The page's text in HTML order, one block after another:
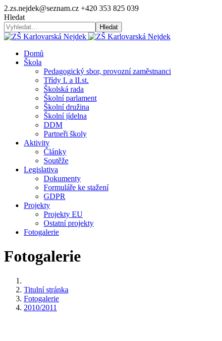
2.zs.nejdek@seznam.cz +420 353 825 039
Hledat
Hledat
Domů
Škola
Pedagogický sbor, provozní zaměstnanci
Třídy I. a II.st.
Školská rada
Školní parlament
Školní družina
Školní jídelna
DDM
Partneři školy
Aktivity
Články
Soutěže
Legislativa
Dokumenty
Formuláře ke stažení
GDPR
Projekty
Projekty EU
Ostatní projekty
Fotogalerie
Fotogalerie
Titulní stránka
Fotogalerie
2010/2011